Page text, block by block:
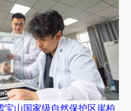
宝山国家级自然保护区崖柏